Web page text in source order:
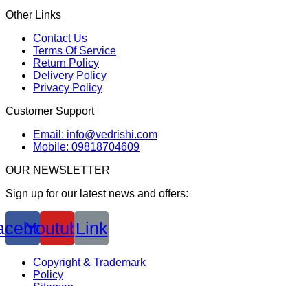
Other Links
Contact Us
Terms Of Service
Return Policy
Delivery Policy
Privacy Policy
Customer Support
Email: info@vedrishi.com
Mobile: 09818704609
OUR NEWSLETTER
Sign up for our latest news and offers:
YoutubeLink
Copyright & Trademark
Policy